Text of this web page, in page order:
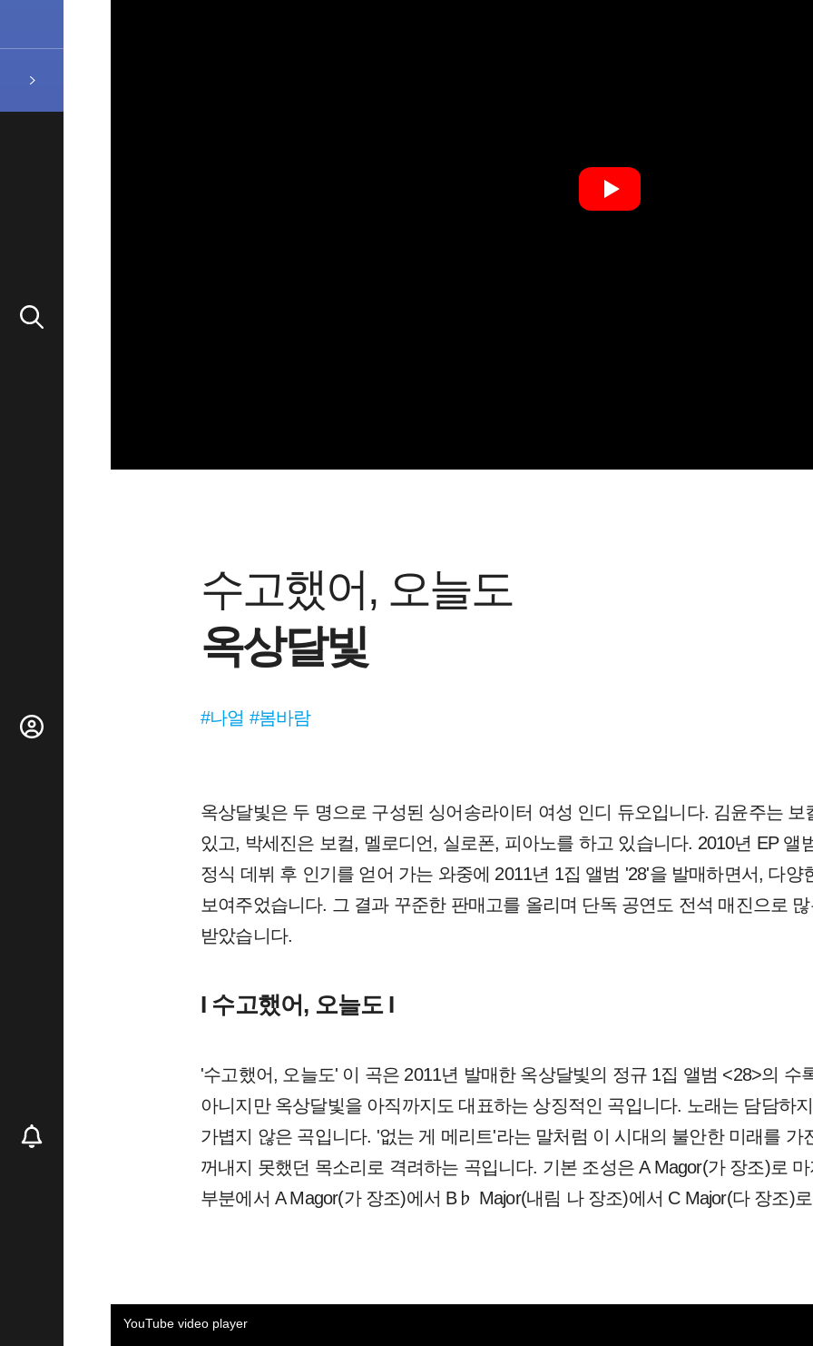
수고했어, 오늘도
옥상달빛
#나얼 #봄바람
옥상달빛은 두 명으로 구성된 싱어송라이터 여성 인디 듀오입니다. 김윤주는 보
있고, 박세진은 보컬, 멜로디언, 실로폰, 피아노를 하고 있습니다. 2010년 EP 앨
정식 데뷔 후 인기를 얻어 가는 와중에 2011년 1집 앨범 '28'을 발매하면서, 다양
보여주었습니다. 그 결과 꾸준한 판매고를 올리며 단독 공연도 전석 매진으로
받았습니다.
I 수고했어, 오늘도 I
'수고했어, 오늘도' 이 곡은 2011년 발매한 옥상달빛의 정규 1집 앨범 <28>의 수
아니지만 옥상달빛을 아직까지도 대표하는 상징적인 곡입니다. 노래는 담담하
가볍지 않은 곡입니다. '없는 게 메리트'라는 말처럼 이 시대의 불안한 미래를 가
꺼내지 못했던 목소리로 격려하는 곡입니다. 기본 조성은 A Magor(가 장조)로
부분에서 A Magor(가 장조)에서 B♭ Major(내림 나 장조)에서 C Major(다 장조)
YouTube video player